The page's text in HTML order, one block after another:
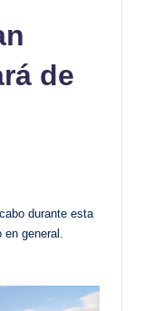
de
durante esta
general.